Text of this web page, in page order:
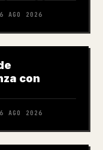
AGO 2026
con
AGO 2026